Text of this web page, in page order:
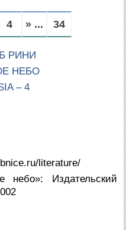
4 » ... 34
РИНИ
НЕБО
– 4
literature/
Издательский